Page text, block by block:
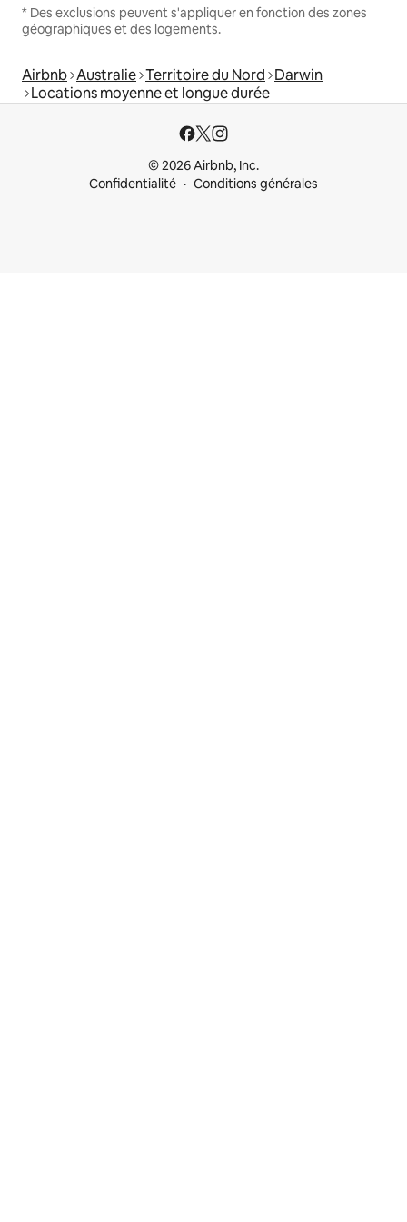
* Des exclusions peuvent s'appliquer en fonction des zones
géographiques et des logements.
Airbnb Australie Territoire du Nord Darwin
Locations moyenne et longue durée
© 2026 Airbnb, Inc.
Confidentialité
Conditions générales